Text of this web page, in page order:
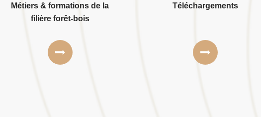
Métiers & formations de la
filière forêt-bois
Téléchargements